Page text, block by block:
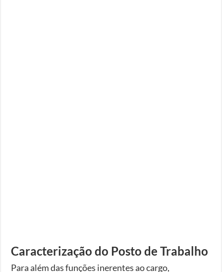
Caracterização do Posto de Trabalho
Para além das funções inerentes ao cargo,